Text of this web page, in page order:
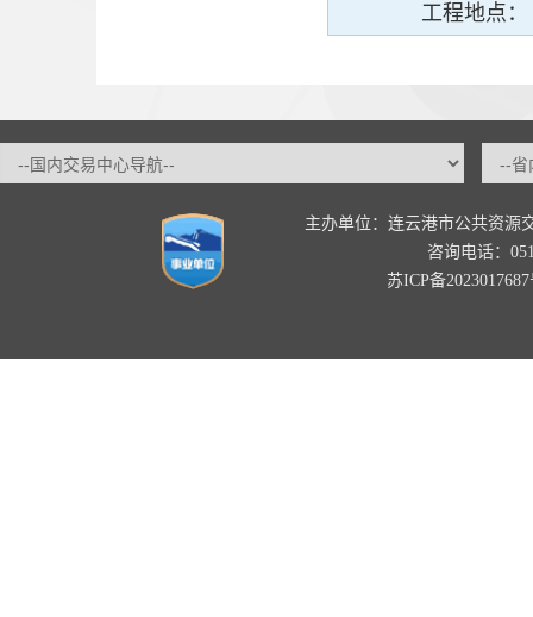
工程地点：
主办单位：连云港市公共资源
咨询电话：
苏ICP备